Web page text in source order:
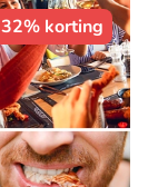
32% korting